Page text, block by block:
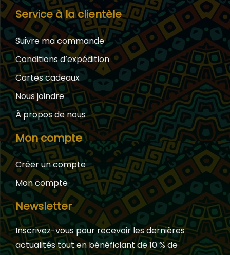
Service à la clientèle
Suivre ma commande
Conditions d’expédition
Cartes cadeaux
Nous joindre
À propos de nous
Mon compte
Créer un compte
Mon compte
Newsletter
Inscrivez-vous pour recevoir les dernières
actualités tout en bénéficiant de 10 % de